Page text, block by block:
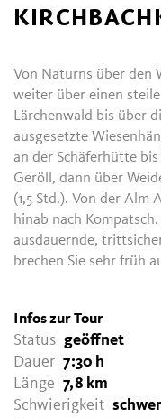
Von Naturns über den
weiter über einen
Lärchenwald bis über
ausgesetzte
an der Schäferhütte
Geröll, dann über
(1,5 Std.). Von der
hinab nach
ausdauernde,
brechen Sie sehr früh
Infos zur Tour
Status geöffnet
Dauer 7:30 h
Länge 7,8 km
Schwierigkeit schwer